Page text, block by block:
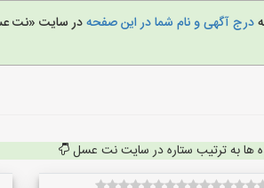
درج آگهی و نام شما در این صفحهدر سایت «نت
ها به ترتیب ستاره در سایت نت عسل